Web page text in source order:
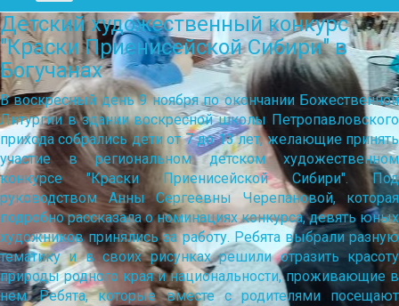
Детский художественный конкурс
"Краски Приенисейской Сибири" в
Богучанах
В воскресный день 9 ноября по окончании Божественной
Литургии в здании воскресной школы Петропавловского
прихода собрались дети от 7 до 13 лет, желающие принять
участие в региональном детском художественном
конкурсе "Краски Приенисейской Сибири". Под
руководством Анны Сергеевны Черепановой, которая
подробно рассказала о номинациях конкурса, девять юных
художников принялись за работу. Ребята выбрали разную
тематику и в своих рисунках решили отразить красоту
природы родного края и национальности, проживающие в
нем. Ребята, которые вместе с родителями посещают